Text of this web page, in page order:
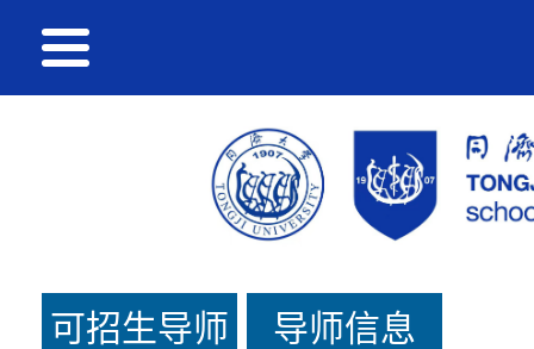
可招生导师
导师信息